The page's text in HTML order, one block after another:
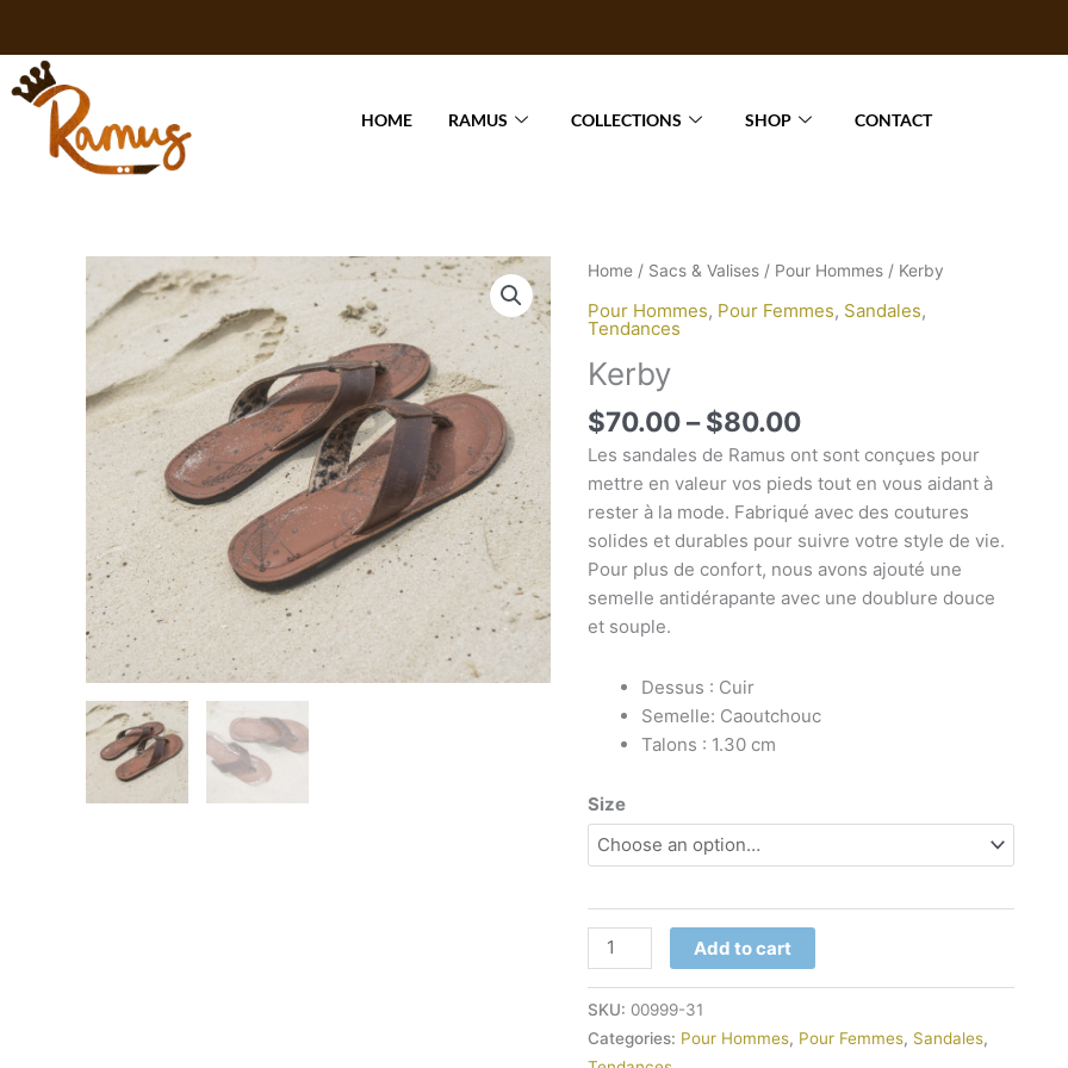
content
HOME RAMUS COLLECTIONS SHOP CONTACT
Home/ Sacs & Valises/ Pour Hommes/ Kerby
Pour Hommes, Pour Femmes, Sandales,
Tendances
Kerby
$70.00– $80.00
Price
range:
$70.00
Les sandales de Ramus ont sont conçues pour
mettre en valeur vos pieds tout en vous aidant à
rester à la mode. Fabriqué avec des coutures
solides et durables pour suivre votre style de vie.
Pour plus de confort, nous avons ajouté une
semelle antidérapante avec une doublure douce
et souple.
Dessus : Cuir
Semelle: Caoutchouc
Talons : 1.30 cm
Size
Kerby
Add to cart
SKU: 00999-31
Categories: Pour Hommes, Pour Femmes, Sandales,